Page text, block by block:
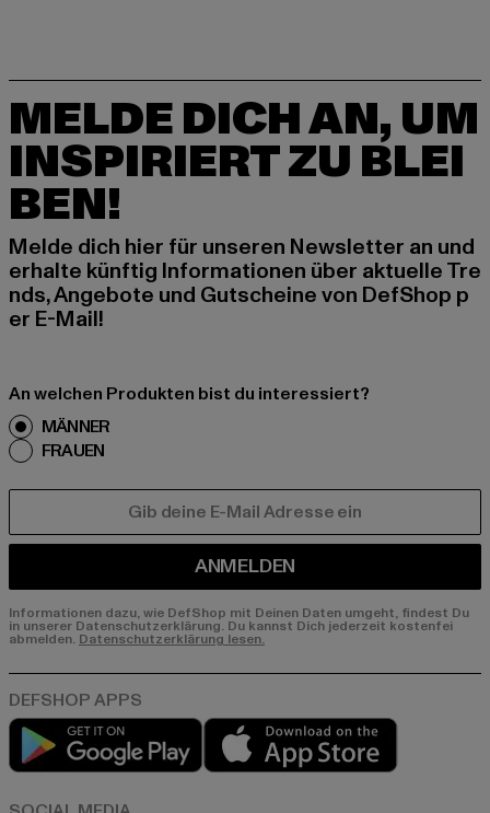
MELDE DICH AN, UM
INSPIRIERT ZU BLEI
BEN!
Melde dich hier für unseren Newsletter an und
erhalte künftig Informationen über aktuelle Tre
nds, Angebote und Gutscheine von DefShop p
er E-Mail!
An welchen Produkten bist du interessiert?
MÄNNER
FRAUEN
ANMELDEN
Informationen dazu, wie DefShop mit Deinen Daten umgeht, findest Du
in unserer Datenschutzerklärung. Du kannst Dich jederzeit kostenfei
abmelden. Datenschutzerklärung lesen.
Play market